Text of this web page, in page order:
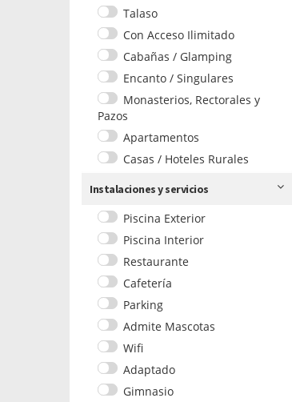
Talaso
Con Acceso Ilimitado
Cabañas / Glamping
Encanto / Singulares
Monasterios, Rectorales y
Pazos
Apartamentos
Casas / Hoteles Rurales
Instalaciones y servicios
Piscina Exterior
Piscina Interior
Restaurante
Cafetería
Parking
Admite Mascotas
Wifi
Adaptado
Gimnasio